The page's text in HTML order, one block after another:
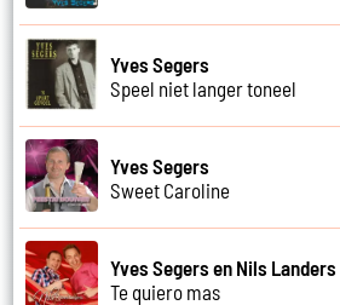
Yves Segers
Speel niet langer toneel
Yves Segers
Sweet Caroline
Yves Segers en Nils Landers
Te quiero mas